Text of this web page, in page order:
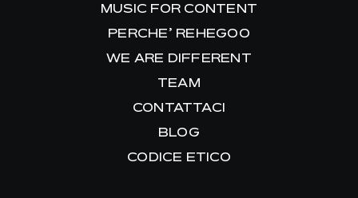
MUSIC FOR CONTENT
PERCHE’ REHEGOO
WE ARE DIFFERENT
TEAM
CONTATTACI
BLOG
CODICE ETICO